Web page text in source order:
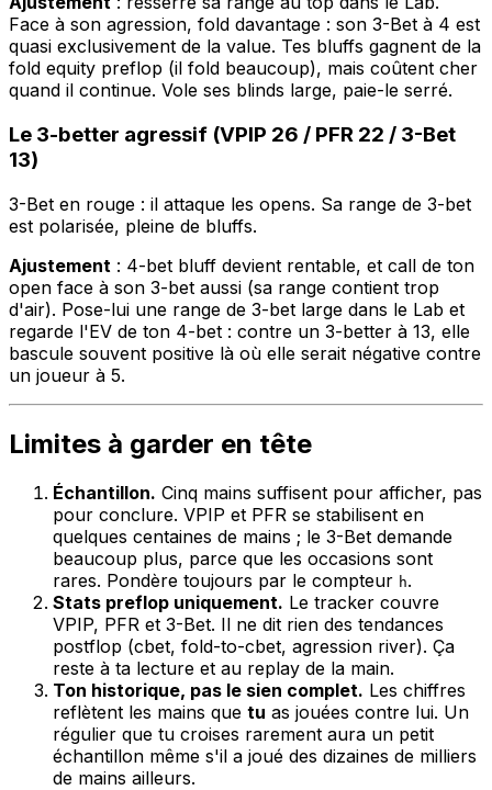
Face à son agression, fold davantage : son 3-Bet à 4 est
quasi exclusivement de la value. Tes bluffs gagnent de la
fold equity preflop (il fold beaucoup), mais coûtent cher
quand il continue. Vole ses blinds large, paie-le serré.
Le 3-better agressif (VPIP 26 / PFR 22 / 3-Bet
13)
3-Bet en rouge : il attaque les opens. Sa range de 3-bet
est polarisée, pleine de bluffs.
Ajustement : 4-bet bluff devient rentable, et call de ton
open face à son 3-bet aussi (sa range contient trop
d'air). Pose-lui une range de 3-bet large dans le Lab et
regarde l'EV de ton 4-bet : contre un 3-better à 13, elle
bascule souvent positive là où elle serait négative contre
un joueur à 5.
Limites à garder en tête
Échantillon. Cinq mains suffisent pour afficher, pas
pour conclure. VPIP et PFR se stabilisent en
quelques centaines de mains ; le 3-Bet demande
beaucoup plus, parce que les occasions sont
rares. Pondère toujours par le compteur h.
Stats preflop uniquement. Le tracker couvre
VPIP, PFR et 3-Bet. Il ne dit rien des tendances
postflop (cbet, fold-to-cbet, agression river). Ça
reste à ta lecture et au replay de la main.
Ton historique, pas le sien complet. Les chiffres
reflètent les mains que tu as jouées contre lui. Un
régulier que tu croises rarement aura un petit
échantillon même s'il a joué des dizaines de milliers
de mains ailleurs.